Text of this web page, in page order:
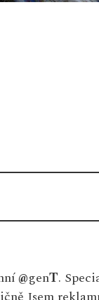
@genT.